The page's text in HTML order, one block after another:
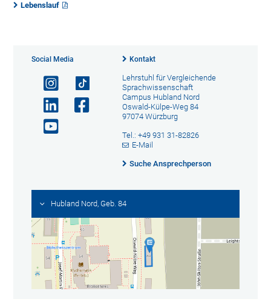
Lebenslauf
Social Media Kontakt
Lehrstuhl für Vergleichende
Sprachwissenschaft
Campus Hubland Nord
Oswald-Külpe-Weg 84
97074 Würzburg
Tel.: +49 931 31-82826
E-Mail
Suche Ansprechperson
Hubland Nord, Geb. 84